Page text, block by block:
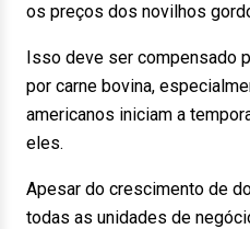
os preços dos novilhos
Isso deve ser compensado
por carne bovina,
americanos iniciam a
eles.
Apesar do crescimento de
todas as unidades de